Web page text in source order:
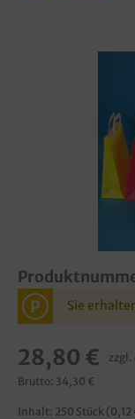
P Sie
28,80 € zzgl.
Brutto: 34,30 €
Inhalt: 250 Stück (0,12